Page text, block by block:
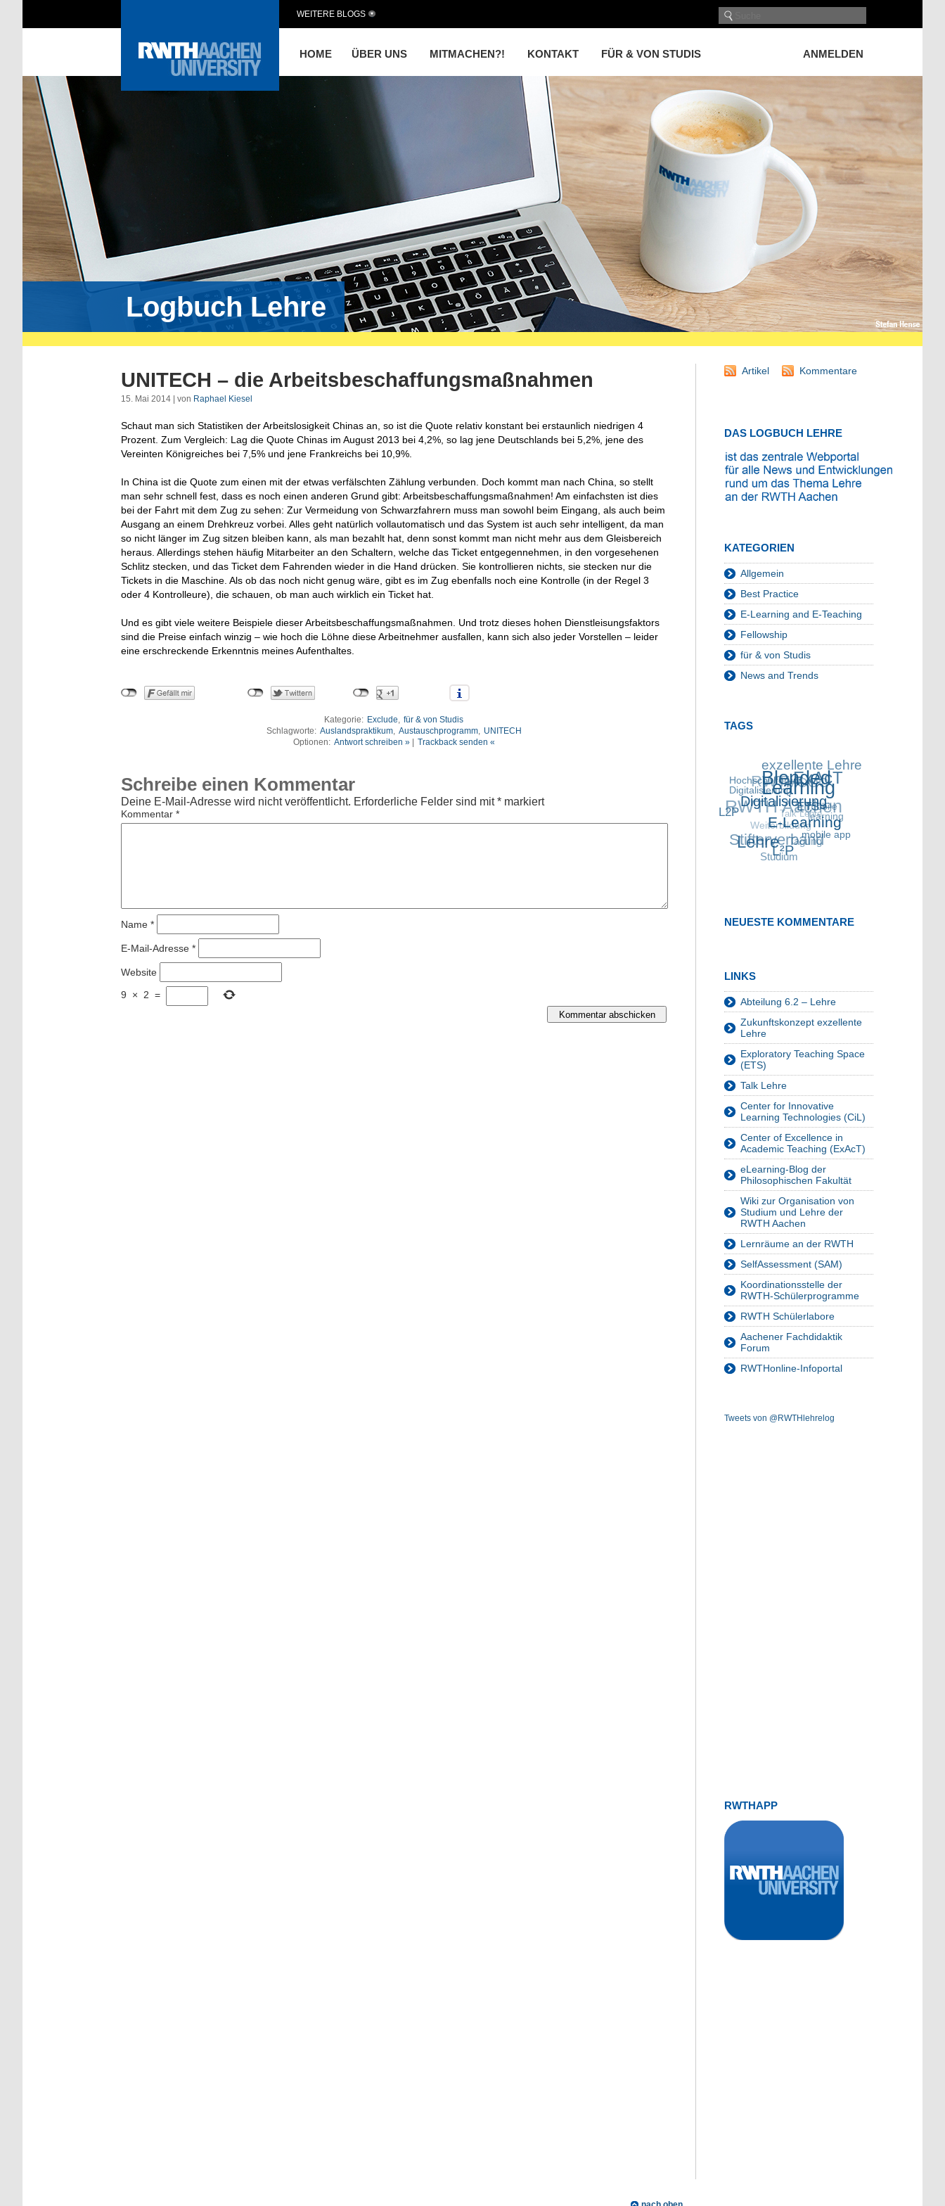
HOME ÜBER UNS MITMACHEN?! KONTAKT FÜR & VON STUDIS ANMELDEN
WEITERE BLOGS
Logbuch Lehre
UNITECH – die Arbeitsbeschaffungsmaßnahmen
15. Mai 2014 | von Raphael Kiesel
Schaut man sich Statistiken der Arbeitslosigkeit Chinas an, so ist die Quote relativ konstant bei erstaunlich niedrigen 4
Prozent. Zum Vergleich: Lag die Quote Chinas im August 2013 bei 4,2%, so lag jene Deutschlands bei 5,2%, jene des
Vereinten Königreiches bei 7,5% und jene Frankreichs bei 10,9%.
In China ist die Quote zum einen mit der etwas verfälschten Zählung verbunden. Doch kommt man nach China, so stellt
man sehr schnell fest, dass es noch einen anderen Grund gibt: Arbeitsbeschaffungsmaßnahmen! Am einfachsten ist dies
bei der Fahrt mit dem Zug zu sehen: Zur Vermeidung von Schwarzfahrern muss man sowohl beim Eingang, als auch beim
Ausgang an einem Drehkreuz vorbei. Alles geht natürlich vollautomatisch und das System ist auch sehr intelligent, da man
so nicht länger im Zug sitzen bleiben kann, als man bezahlt hat, denn sonst kommt man nicht mehr aus dem Gleisbereich
heraus. Allerdings stehen häufig Mitarbeiter an den Schaltern, welche das Ticket entgegennehmen, in den vorgesehenen
Schlitz stecken, und das Ticket dem Fahrenden wieder in die Hand drücken. Sie kontrollieren nichts, sie stecken nur die
Tickets in die Maschine. Als ob das noch nicht genug wäre, gibt es im Zug ebenfalls noch eine Kontrolle (in der Regel 3
oder 4 Kontrolleure), die schauen, ob man auch wirklich ein Ticket hat.
Und es gibt viele weitere Beispiele dieser Arbeitsbeschaffungsmaßnahmen. Und trotz dieses hohen Dienstleisungsfaktors
sind die Preise einfach winzig – wie hoch die Löhne diese Arbeitnehmer ausfallen, kann sich also jeder Vorstellen – leider
eine erschreckende Erkenntnis meines Aufenthaltes.
Kategorie: Exclude, für & von Studis
Schlagworte: Auslandspraktikum, Austauschprogramm, UNITECH
Optionen: Antwort schreiben »| Trackback senden «
Schreibe einen Kommentar
Deine E-Mail-Adresse wird nicht veröffentlicht. Erforderliche Felder sind mit* markiert
Kommentar *
Name *
E-Mail-Adresse *
Website
9 × 2 =
Artikel Kommentare
DAS LOGBUCH LEHRE
KATEGORIEN
Allgemein
Best Practice
E-Learning and E-Teaching
Fellowship
für & von Studis
News and Trends
TAGS
Blended
Learning
Digitalisierung
E-Learning
ETS
ExAcT
exzellente
Lehre
Hochschulforum
Digitalisierung
L2P
Lehre
L²P
mobile app
mobile
learning
MOOC
RWTH
RWTH Aachen
Stifterverband
Studium
Tagung
Talk Lehre
Weiterbildung
NEUESTE KOMMENTARE
LINKS
Abteilung 6.2 – Lehre
Zukunftskonzept exzellente
Lehre
Exploratory Teaching Space
(ETS)
Talk Lehre
Center for Innovative
Learning Technologies (CiL)
Center of Excellence in
Academic Teaching (ExAcT)
eLearning-Blog der
Philosophischen Fakultät
Wiki zur Organisation von
Studium und Lehre der
RWTH Aachen
Lernräume an der RWTH
SelfAssessment (SAM)
Koordinationsstelle der
RWTH-Schülerprogramme
RWTH Schülerlabore
Aachener Fachdidaktik
Forum
RWTHonline-Infoportal
Tweets von @RWTHlehrelog
RWTHAPP